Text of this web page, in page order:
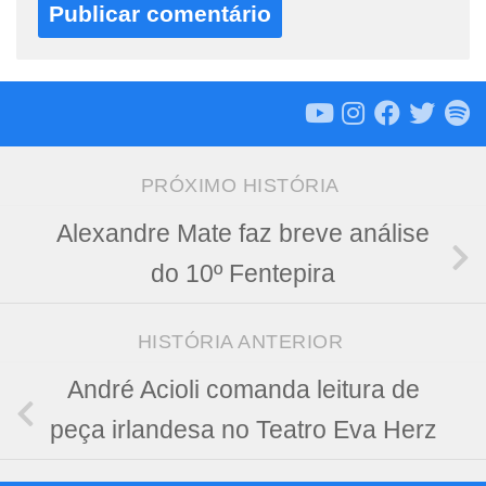
PRÓXIMO HISTÓRIA
Alexandre Mate faz breve análise
do 10º Fentepira
HISTÓRIA ANTERIOR
André Acioli comanda leitura de
peça irlandesa no Teatro Eva Herz